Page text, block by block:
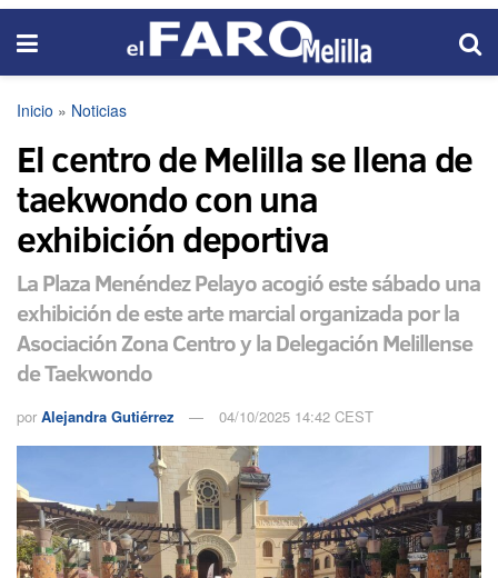
Inicio » Noticias
El centro de Melilla se llena de
taekwondo con una
exhibición deportiva
La Plaza Menéndez Pelayo acogió este sábado una
exhibición de este arte marcial organizada por la
Asociación Zona Centro y la Delegación Melillense
de Taekwondo
por Alejandra Gutiérrez 04/10/2025 14:42 CEST